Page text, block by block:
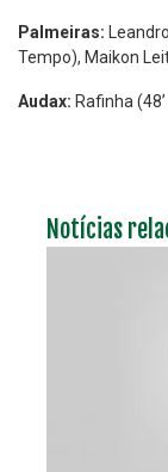
Palmeiras:
Tempo), Maikon
Audax: Rafinha
Notícias